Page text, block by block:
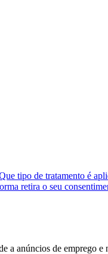
tipo de tratamento é
retira o seu
anúncios de emprego e